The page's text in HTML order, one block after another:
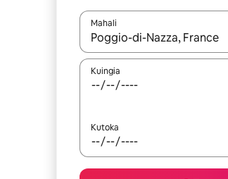
Mahali
Wakati matokeo
Kuingia
Kutoka